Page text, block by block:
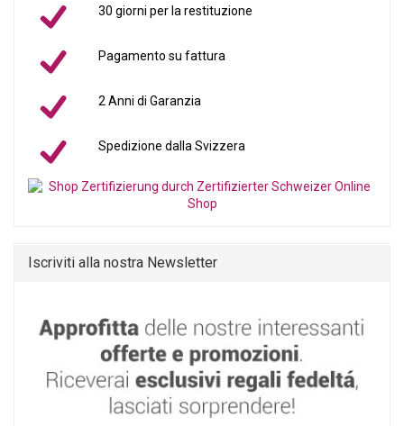
30 giorni per la restituzione
Pagamento su fattura
2 Anni di Garanzia
Spedizione dalla Svizzera
Iscriviti alla nostra Newsletter